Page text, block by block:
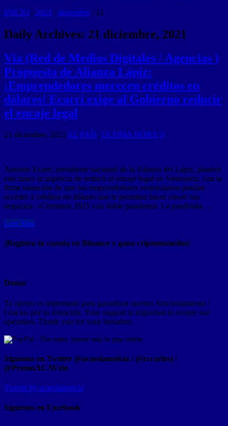
INICIO / 2021 / diciembre / 21
Daily Archives: 21 diciembre, 2021
Vía (Red de Medios Digitales / Agencias )
Propuesta de Alianza Lápiz:
¡Emprendedores merecen créditos en
dólares! Ecarri exige al Gobierno reducir
el encaje legal
21 diciembre, 2021 EL PAÍS, ULTIMA HORA 0
Antonio Ecarri, presidente nacional de la Alianza del Lápiz, planteó
este lunes la urgencia de reducir el encaje legal en Venezuela, con la
firme intención de que los emprendedores venezolanos puedan
acceder a créditos en dólares que le permitan hacer crecer sus
negocios. «Cerramos 2021 con doble pandemia. La pandemia …
Leer Mas
¡Registra tu cuenta en Binance y gana criptomonedas!
Donar
Tu apoyo es importante para garantizar nuestro funcionamiento /
Gracias por tu donación. Your support is important to ensure our
operation. Thank you for your donation.
Síguenos en Twitter @acaeslanoticia / @rccarlosj /
@PromoACAVzla
Tweets by acaeslanoticia
Siguenos en Facebook